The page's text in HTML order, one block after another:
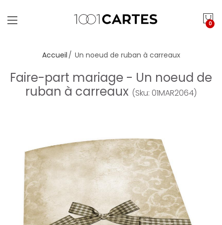
0
Accueil Un noeud de ruban à carreaux
Faire-part mariage - Un noeud de
ruban à carreaux (Sku: 01MAR2064)